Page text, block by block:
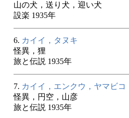
山の犬，送り犬，迎い犬
設楽 1935年
6. カイイ，タヌキ
怪異，狸
旅と伝説 1935年
7. カイイ，エンクウ，ヤマビコ
怪異，円空，山彦
旅と伝説 1935年